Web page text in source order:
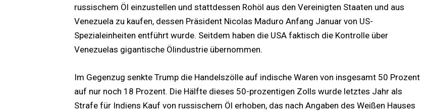
russischem Öl einzustellen und stattdessen Rohöl aus den Vereinigten Staaten und aus
Venezuela zu kaufen, dessen Präsident Nicolas Maduro Anfang Januar von US-
Spezialeinheiten entführt wurde. Seitdem haben die USA faktisch die Kontrolle über
Venezuelas gigantische Ölindustrie übernommen.
Im Gegenzug senkte Trump die Handelszölle auf indische Waren von insgesamt 50 Prozent
auf nur noch 18 Prozent. Die Hälfte dieses 50-prozentigen Zolls wurde letztes Jahr als
Strafe für Indiens Kauf von russischem Öl erhoben, das nach Angaben des Weißen Hauses